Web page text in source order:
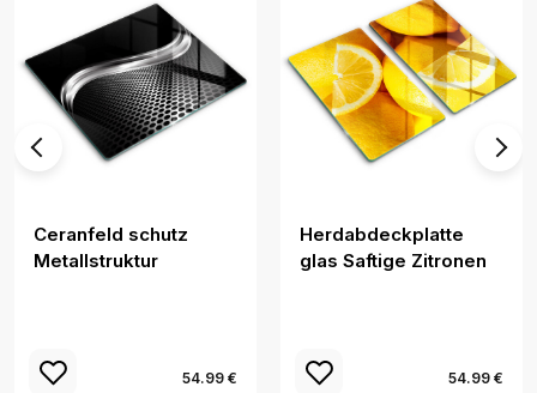
Ceranfeld schutz
Metallstruktur
54.99 €
Herdabdeckplatte
glas Saftige Zitronen
54.99 €